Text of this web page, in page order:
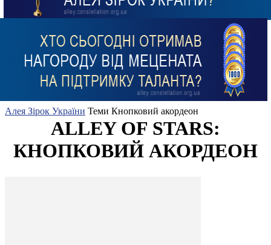
Алея Зірок України Теми Кнопковий акордеон
ALLEY OF STARS:
КНОПКОВИЙ АКОРДЕОН